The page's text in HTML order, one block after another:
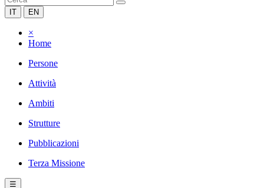
IT EN
×
Home
Persone
Attività
Ambiti
Strutture
Pubblicazioni
Terza Missione
☰